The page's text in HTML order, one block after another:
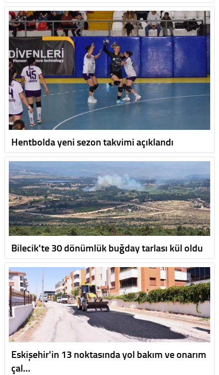
Hentbolda yeni sezon takvimi açıklandı
Bilecik'te 30 dönümlük buğday tarlası kül oldu
Eskişehir'in 13 noktasında yol bakım ve onarım
çal…